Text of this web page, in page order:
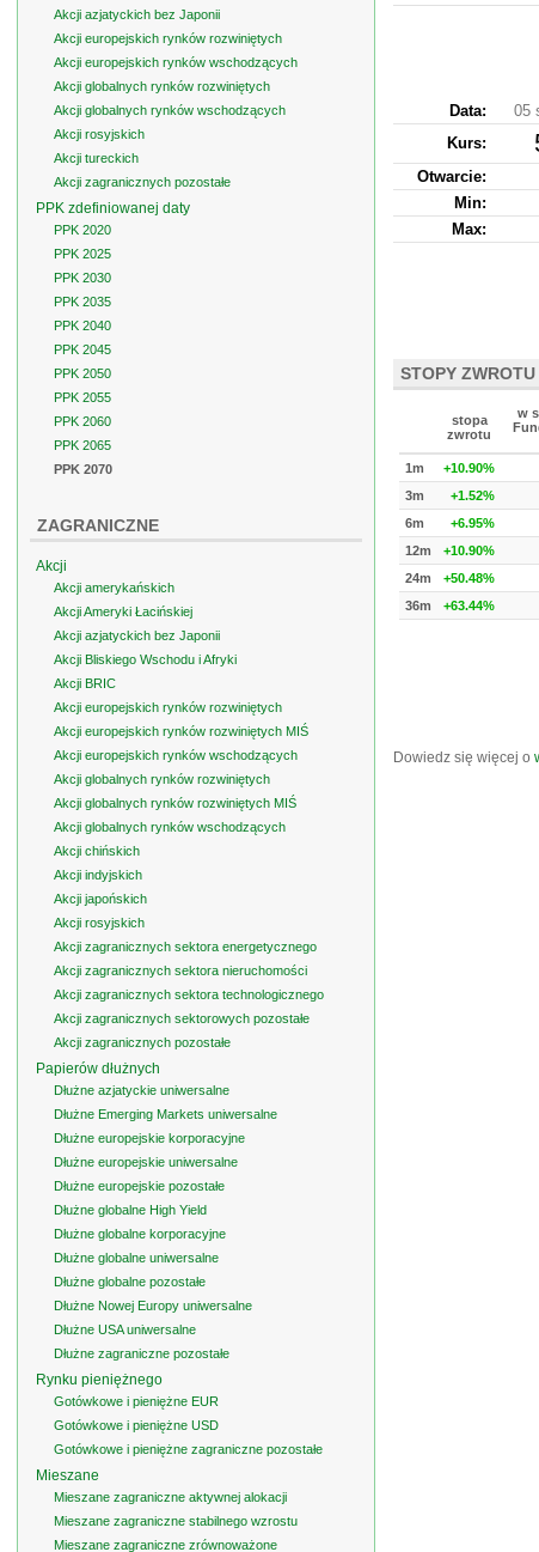
Data:
05
Kurs:
Otwarcie:
Min:
Max:
STOPY ZWROTU
stopa
zwrotu
w
1m
+10.90%
3m
+1.52%
6m
+6.95%
12m
+10.90%
24m
+50.48%
36m
+63.44%
Dowiedz się więcej o
Akcji azjatyckich bez Japonii
Akcji europejskich rynków rozwiniętych
Akcji europejskich rynków wschodzących
Akcji globalnych rynków rozwiniętych
Akcji globalnych rynków wschodzących
Akcji rosyjskich
Akcji tureckich
Akcji zagranicznych pozostałe
PPK zdefiniowanej daty
PPK 2020
PPK 2025
PPK 2030
PPK 2035
PPK 2040
PPK 2045
PPK 2050
PPK 2055
PPK 2060
PPK 2065
PPK 2070
ZAGRANICZNE
Akcji
Akcji amerykańskich
Akcji Ameryki Łacińskiej
Akcji azjatyckich bez Japonii
Akcji Bliskiego Wschodu i Afryki
Akcji BRIC
Akcji europejskich rynków rozwiniętych
Akcji europejskich rynków rozwiniętych MIŚ
Akcji europejskich rynków wschodzących
Akcji globalnych rynków rozwiniętych
Akcji globalnych rynków rozwiniętych MIŚ
Akcji globalnych rynków wschodzących
Akcji chińskich
Akcji indyjskich
Akcji japońskich
Akcji rosyjskich
Akcji zagranicznych sektora energetycznego
Akcji zagranicznych sektora nieruchomości
Akcji zagranicznych sektora technologicznego
Akcji zagranicznych sektorowych pozostałe
Akcji zagranicznych pozostałe
Papierów dłużnych
Dłużne azjatyckie uniwersalne
Dłużne Emerging Markets uniwersalne
Dłużne europejskie korporacyjne
Dłużne europejskie uniwersalne
Dłużne europejskie pozostałe
Dłużne globalne High Yield
Dłużne globalne korporacyjne
Dłużne globalne uniwersalne
Dłużne globalne pozostałe
Dłużne Nowej Europy uniwersalne
Dłużne USA uniwersalne
Dłużne zagraniczne pozostałe
Rynku pieniężnego
Gotówkowe i pieniężne EUR
Gotówkowe i pieniężne USD
Gotówkowe i pieniężne zagraniczne pozostałe
Mieszane
Mieszane zagraniczne aktywnej alokacji
Mieszane zagraniczne stabilnego wzrostu
Mieszane zagraniczne zrównoważone